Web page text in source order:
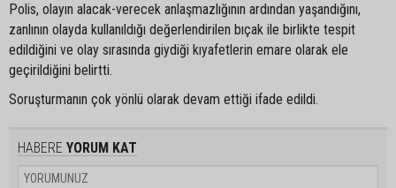
Polis, olayın alacak-verecek anlaşmazlığının ardından yaşandığını,
zanlının olayda kullanıldığı değerlendirilen bıçak ile birlikte tespit
edildiğini ve olay sırasında giydiği kıyafetlerin emare olarak ele
geçirildiğini belirtti.
Soruşturmanın çok yönlü olarak devam ettiği ifade edildi.
HABERE YORUM KAT